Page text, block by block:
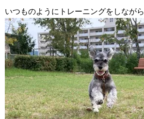
いつものようにトレーニングをしながら